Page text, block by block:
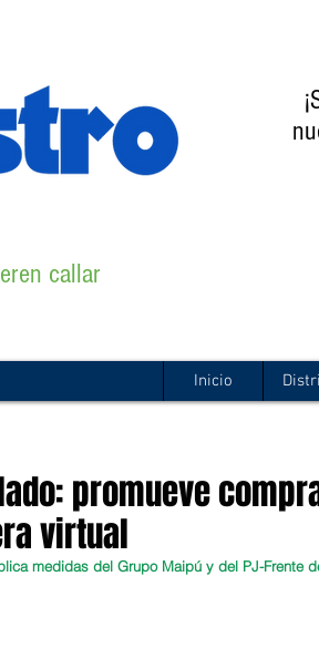
callar
Inicio
promueve
virtual
medidas del Grupo Maipú y del PJ-Frente